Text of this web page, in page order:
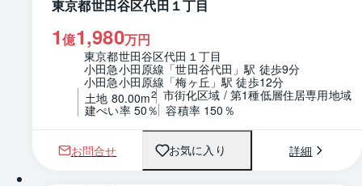
東京都世田谷区代田１丁目
1億1,980万円
東京都世田谷区代田１丁目
小田急小田原線「世田谷代田」駅 徒歩9分
小田急小田原線「梅ヶ丘」駅 徒歩12分
土地 80.00m2 市街化区域 / 第1種低層住居専用地域
建ぺい率 50％ 容積率 150％
お問合せ お気に入り 詳細
1 / 0 区画図